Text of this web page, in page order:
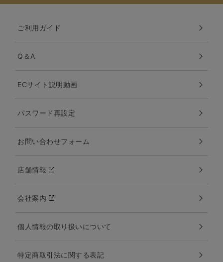
ご利用ガイド
Q＆A
ECサイト説明動画
パスワード再設定
お問い合わせフォーム
店舗情報
会社案内
個人情報の取り扱いについて
特定商取引法に関する表記